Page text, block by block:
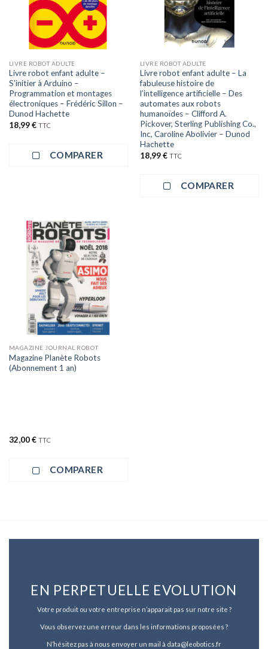
LIVRE ROBOT ADULTE
Livre robot enfant adulte –
S’initier à Arduino –
Programmation et montages
électroniques – Frédéric Sillon –
Dunod Hachette
18,99€ TTC
COMPARER
LIVRE ROBOT ADULTE
Livre robot enfant adulte – La
fabuleuse histoire de
l’intelligence artificielle – Des
automates aux robots
humanoïdes – Clifford A.
Pickover, Sterling Publishing Co.,
Inc, Caroline Abolivier – Dunod
Hachette
18,99€ TTC
COMPARER
MAGAZINE JOURNAL ROBOT
Magazine Planète Robots
(Abonnement 1 an)
32,00€ TTC
COMPARER
EN PERPETUELLE EVOLUTION
Votre produit ou votre entreprise n’apparait pas sur notre site ?
Vous observez une erreur dans les informations proposées ?
N’hésitez pas à nous envoyer un mail à data@leobotics.fr